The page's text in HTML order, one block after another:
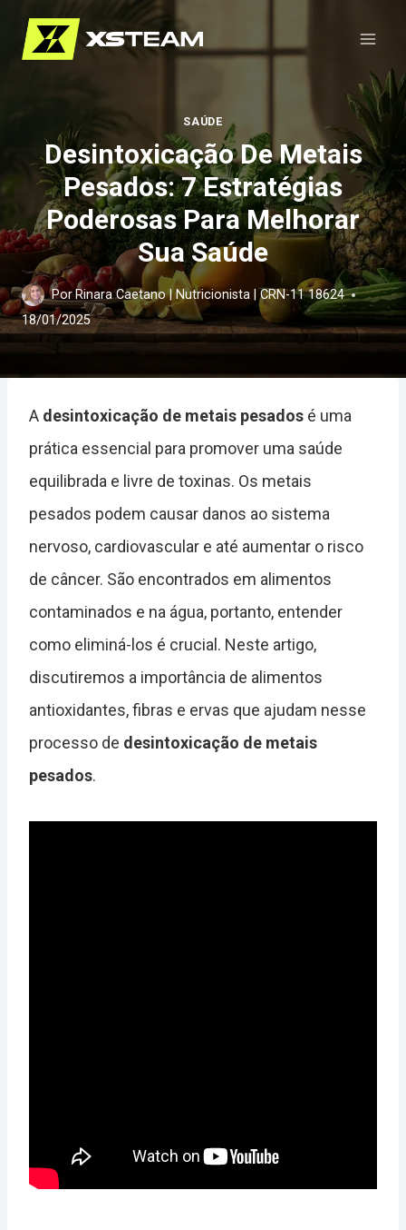
Pular
para
SAÚDE
Desintoxicação De Metais
Pesados: 7 Estratégias
Poderosas Para Melhorar
Sua Saúde
Por Rinara Caetano | Nutricionista | CRN-11 18624
18/01/2025
A desintoxicação de metais pesados é uma
prática essencial para promover uma saúde
equilibrada e livre de toxinas. Os metais
pesados podem causar danos ao sistema
nervoso, cardiovascular e até aumentar o risco
de câncer. São encontrados em alimentos
contaminados e na água, portanto, entender
como eliminá-los é crucial. Neste artigo,
discutiremos a importância de alimentos
antioxidantes, fibras e ervas que ajudam nesse
processo de desintoxicação de metais
pesados.